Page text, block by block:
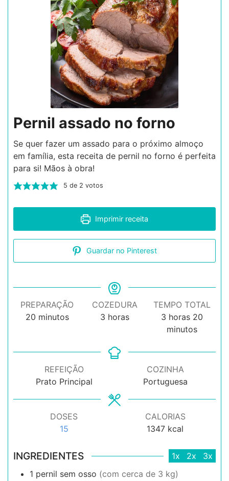
Pernil assado no forno
Se quer fazer um assado para o próximo almoço
em família, esta receita de pernil no forno é perfeita
para si! Mãos à obra!
5 de 2 votos
Imprimir receita
Guardar no Pinterest
PREPARAÇÃO
20minutos
minutos
COZEDURA
3horas
horas
TEMPO TOTAL
3 horas
horas 20
minutos
REFEIÇÃO
Prato Principal
COZINHA
Portuguesa
DOSES
15
CALORIAS
1347 kcal
INGREDIENTES 1x 2x
3x
1 pernil sem osso (com cerca de 3 kg)